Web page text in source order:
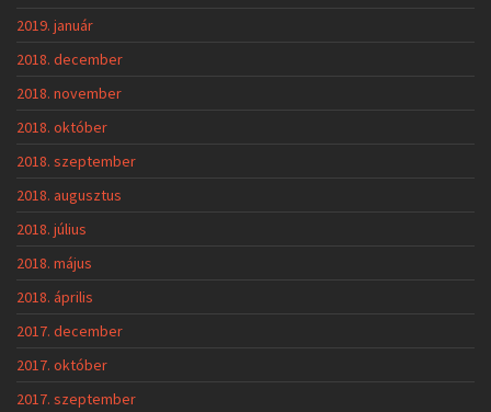
2019. január
2018. december
2018. november
2018. október
2018. szeptember
2018. augusztus
2018. július
2018. május
2018. április
2017. december
2017. október
2017. szeptember